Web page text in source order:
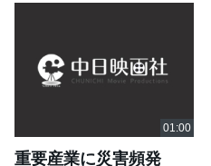
重要産業に災害頻発